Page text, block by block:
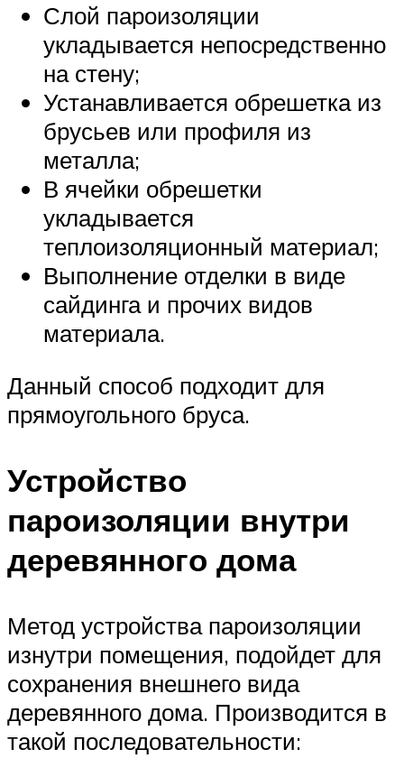
Слой пароизоляции
укладывается непосредственно
на стену;
Устанавливается обрешетка из
брусьев или профиля из
металла;
В ячейки обрешетки
укладывается
теплоизоляционный материал;
Выполнение отделки в виде
сайдинга и прочих видов
материала.
Данный способ подходит для
прямоугольного бруса.
Устройство
пароизоляции внутри
деревянного дома
Метод устройства пароизоляции
изнутри помещения, подойдет для
сохранения внешнего вида
деревянного дома. Производится в
такой последовательности: